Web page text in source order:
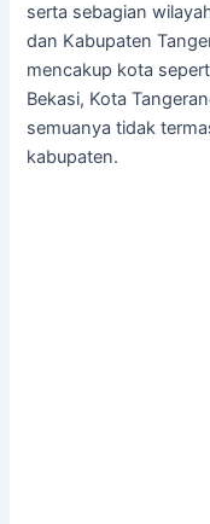
serta sebagian
dan Kabupaten
mencakup kota
Bekasi, Kota
semuanya tidak
kabupaten.